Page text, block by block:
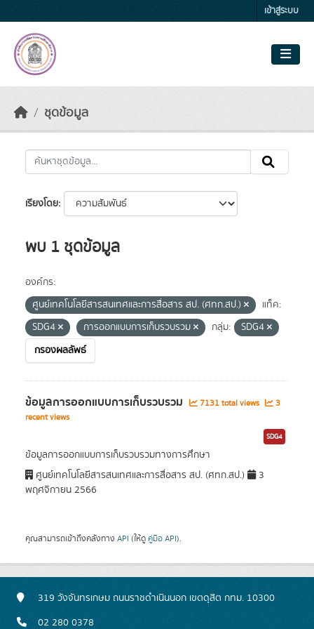
เข้าสู่ระบบ
ชุดข้อมูล
เรียงโดย
พบ 1 ชุดข้อมูล
องค์กร:
ศูนย์เทคโนโลยีสารสนเทศและการสื่อสาร สป. (ศทก.สป.)
แท็ค:
SDG4
การออกแบบการเก็บรวบรวม กลุ่ม:
SDG4
กรองผลลัพธ์
ข้อมูลการออกแบบการเก็บรวบรวม 7131 total views
3
recent views
SDG4
ข้อมูลการออกแบบการเก็บรวบรวมทางการศึกษา
ศูนย์เทคโนโลยีสารสนเทศและการสื่อสาร สป. (ศทก.สป.)
3
พฤศจิกายน 2566
คุณสามารถเข้าถึงคลังทาง API (ให้ดู คู่มือ API).
319 วังจันทรเกษม ถนนราชดำเนินนอก เขตดุสิต กทม. 10300
02 280 0378